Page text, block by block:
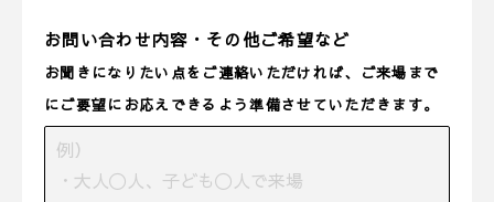
お問い合わせ内容・その他ご希望など
お聞きになりたい点をご連絡いただければ、ご来場まで
にご要望にお応えできるよう準備させていただきます。